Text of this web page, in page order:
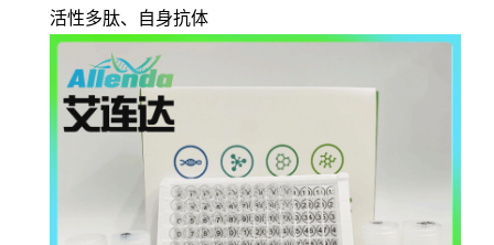
活性多肽、自身抗体